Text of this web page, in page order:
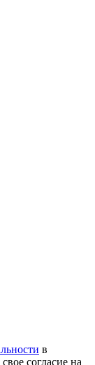
в
согласие на